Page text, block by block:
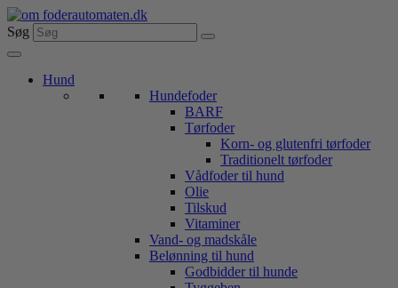
Videre
til
indhold
Søg
Hund
Hundefoder
BARF
Tørfoder
Korn- og glutenfri tørfoder
Traditionelt tørfoder
Vådfoder til hund
Olie
Tilskud
Vitaminer
Vand- og madskåle
Belønning til hund
Godbidder til hunde